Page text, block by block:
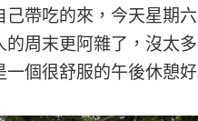
己帶吃的來，今天星期
的周末更阿雜了，沒太
一個很舒服的午後休憩